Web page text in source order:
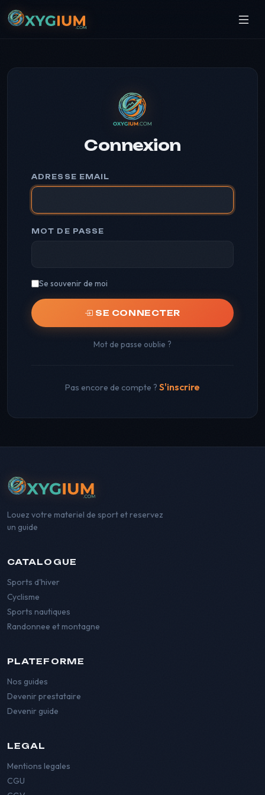
Connexion
ADRESSE EMAIL
MOT DE PASSE
Se souvenir de moi
SE CONNECTER
Mot de passe oublie ?
Pas encore de compte ? S'inscrire
Louez votre materiel de sport et reservez
un guide
CATALOGUE
Sports d'hiver
Cyclisme
Sports nautiques
Randonnee et montagne
PLATEFORME
Nos guides
Devenir prestataire
Devenir guide
LEGAL
Mentions legales
CGU